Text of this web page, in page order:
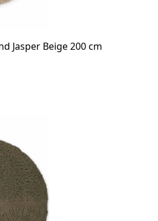
Jasper Beige 200 cm